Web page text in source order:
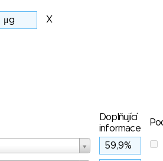
X
Doplňující
informace